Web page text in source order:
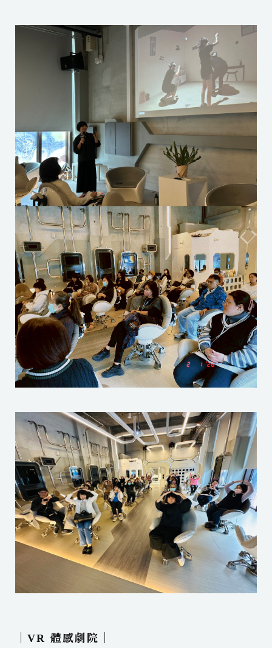
｜VR 體感劇院｜ ​